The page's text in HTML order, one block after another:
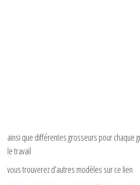
ainsi que différentes grosseurs pour chaque
le travail
vous trouverez d’autres modèles sur ce lien